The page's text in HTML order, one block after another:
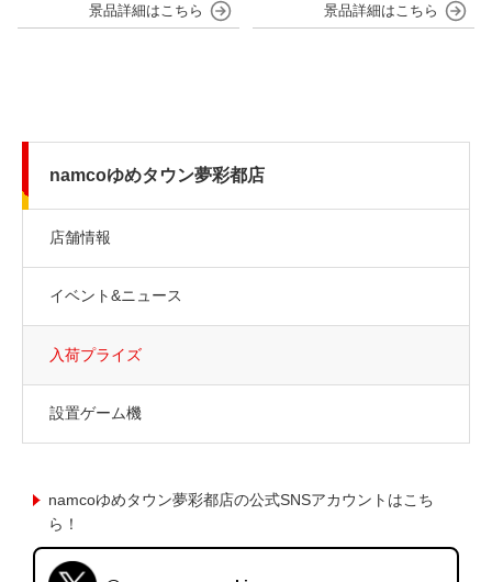
namcoゆめタウン夢彩都店
店舗情報
イベント&ニュース
入荷プライズ
設置ゲーム機
namcoゆめタウン夢彩都店の公式SNSアカウントはこち
ら！